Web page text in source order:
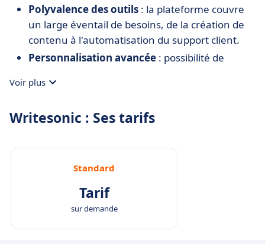
Polyvalence des outils : la plateforme couvre
un large éventail de besoins, de la création de
contenu à l'automatisation du support client.
Personnalisation avancée : possibilité de
créer des chatbots adaptés aux spécificités de
Intégration fluide : compatibilité avec des
Accessibilité: interface intuitive adaptée aux
utilisateurs novices comme expérimentés, avec
des plans tarifaires flexibles.
Voir plus
Writesonic : Ses tarifs
Standard
Tarif
sur demande